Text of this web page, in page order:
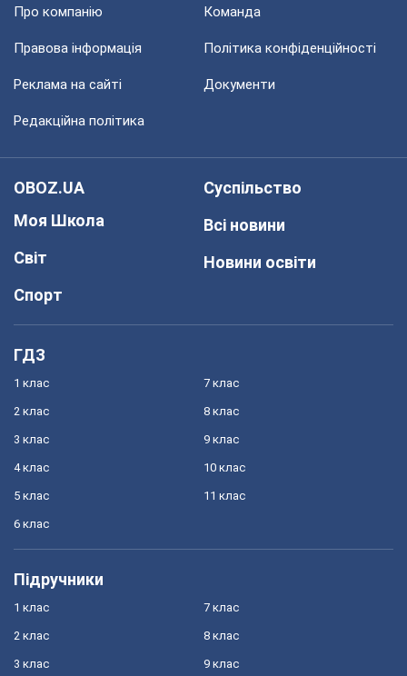
Про компанію Команда
Правова інформація Політика конфіденційності
Реклама на сайті Документи
Редакційна політика
OBOZ.UA
Моя Школа
Світ
Спорт
Суспільство
Всі новини
Новини освіти
ГДЗ
1 клас
2 клас
3 клас
4 клас
5 клас
6 клас
7 клас
8 клас
9 клас
10 клас
11 клас
Підручники
1 клас
2 клас
3 клас
7 клас
8 клас
9 клас